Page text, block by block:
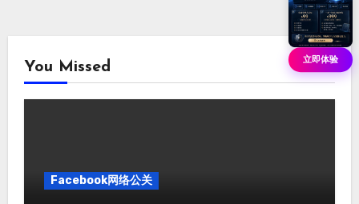
You Missed
Facebook网络公关
立即体验